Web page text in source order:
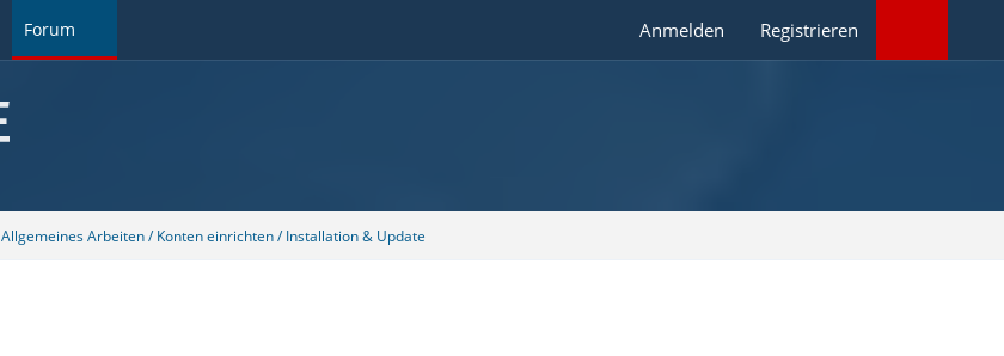
Forum Anmelden Registrieren
Allgemeines Arbeiten / Konten einrichten / Installation & Update